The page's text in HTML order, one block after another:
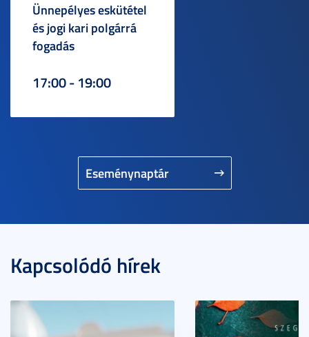
Eseménynaptár
Ünnepélyes eskütétel
és jogi kari polgárrá
fogadás
17:00 - 19:00
Kapcsolódó hírek